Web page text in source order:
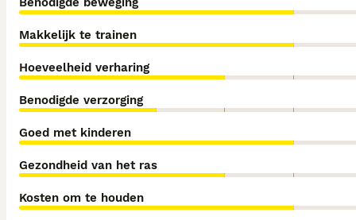
Makkelijk te trainen
Hoeveelheid verharing
Benodigde verzorging
Goed met kinderen
Gezondheid van het ras
Kosten om te houden